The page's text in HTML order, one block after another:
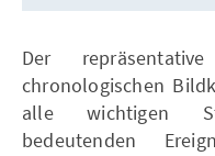
Der
chronologischen
alle wichtigen
bedeutenden